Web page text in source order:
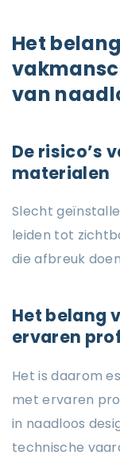
Het
van
De risico’s
materialen
Slecht
leiden tot
die afbreuk
Het belang
ervaren
Het is daarom
met ervaren
in naadloos
technische